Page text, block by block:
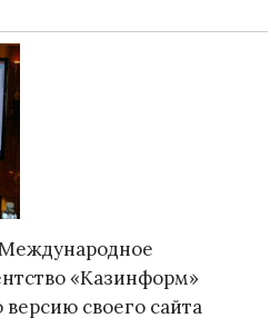
«Казинформ»
своего сайта